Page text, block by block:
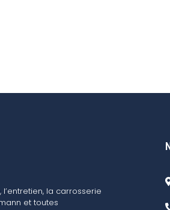
la carrosserie
et toutes